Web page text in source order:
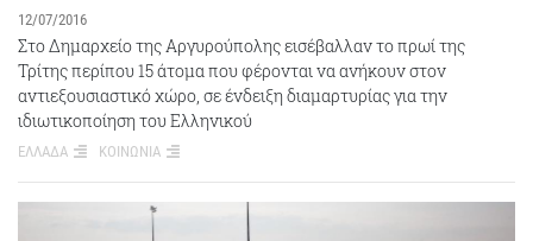
12/07/2016
Στο Δημαρχείο της Αργυρούπολης εισέβαλλαν το πρωί της
Τρίτης περίπου 15 άτομα που φέρονται να ανήκουν στον
αντιεξουσιαστικό χώρο, σε ένδειξη διαμαρτυρίας για την
ιδιωτικοποίηση του Ελληνικού
ΕΛΛΑΔΑ ΚΟΙΝΩΝΙΑ